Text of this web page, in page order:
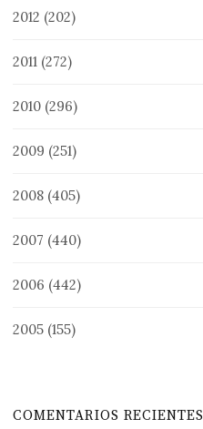
2012 (202)
2011 (272)
2010 (296)
2009 (251)
2008 (405)
2007 (440)
2006 (442)
2005 (155)
COMENTARIOS RECIENTES